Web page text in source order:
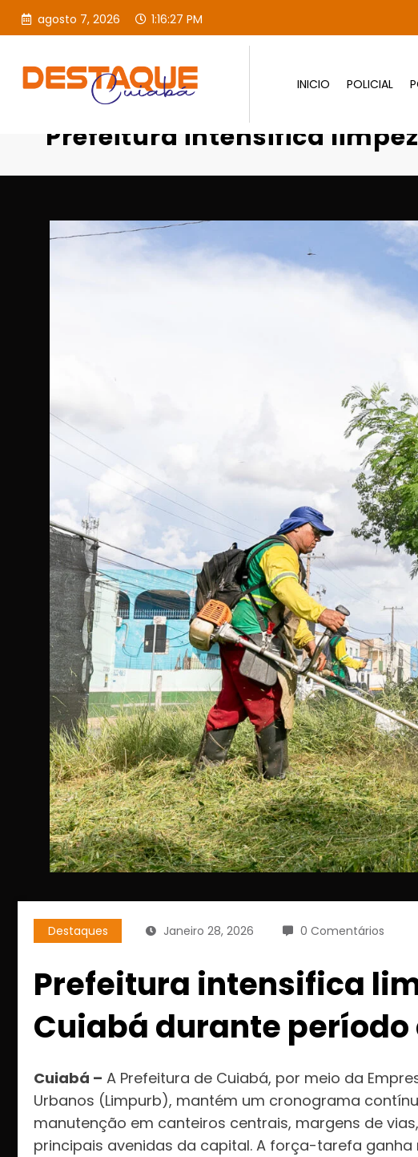
agosto 7, 2026 1:16:28 PM
INICIO POLICIAL
Página inicial
Prefeitura intensifica
Destaques Janeiro 28, 2026 0 Comentários
Prefeitura intensifica
Cuiabá durante período
Cuiabá – A Prefeitura de Cuiabá, por meio da
Urbanos (Limpurb), mantém um cronograma
manutenção em canteiros centrais, margens de
principais avenidas da capital. A força-tarefa